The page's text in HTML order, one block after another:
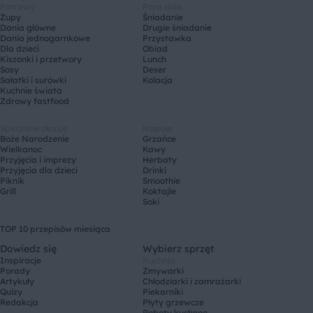
Zupy
Dania główne
Dania jednogarnkowe
Dla dzieci
Kiszonki i przetwory
Sosy
Sałatki i surówki
Kuchnie świata
Zdrowy fastfood
Śniadanie
Drugie śniadanie
Przystawka
Obiad
Lunch
Deser
Kolacja
Boże Narodzenie
Wielkanoc
Przyjęcia i imprezy
Przyjęcia dla dzieci
Piknik
Grill
Grzańce
Kawy
Herbaty
Drinki
Smoothie
Koktajle
Soki
TOP 10 przepisów miesiąca
Dowiedz się
Inspiracje
Porady
Artykuły
Quizy
Redakcja
Wybierz sprzęt
Zmywarki
Chłodziarki i zamrażarki
Piekarniki
Płyty grzewcze